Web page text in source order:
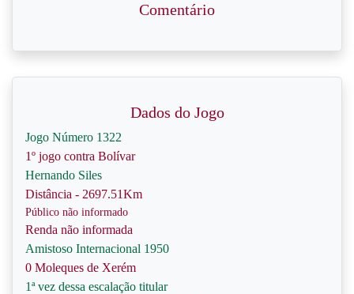
Comentário
Dados do Jogo
Jogo Número 1322
1º jogo contra Bolívar
Hernando Siles
Distância - 2697.51Km
Público não informado
Renda não informada
Amistoso Internacional 1950
0 Moleques de Xerém
1ª vez dessa escalação titular